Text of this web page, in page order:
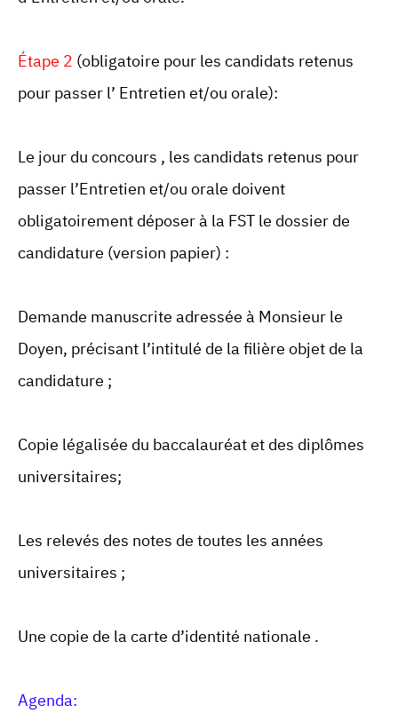
Étape 2 (obligatoire pour les candidats retenus
pour passer l’ Entretien et/ou orale):
Le jour du concours , les candidats retenus pour
passer l’Entretien et/ou orale doivent
obligatoirement déposer à la FST le dossier de
candidature (version papier) :
Demande manuscrite adressée à Monsieur le
Doyen, précisant l’intitulé de la filière objet de la
candidature ;
Copie légalisée du baccalauréat et des diplômes
universitaires;
Les relevés des notes de toutes les années
universitaires ;
Une copie de la carte d’identité nationale .
Agenda: